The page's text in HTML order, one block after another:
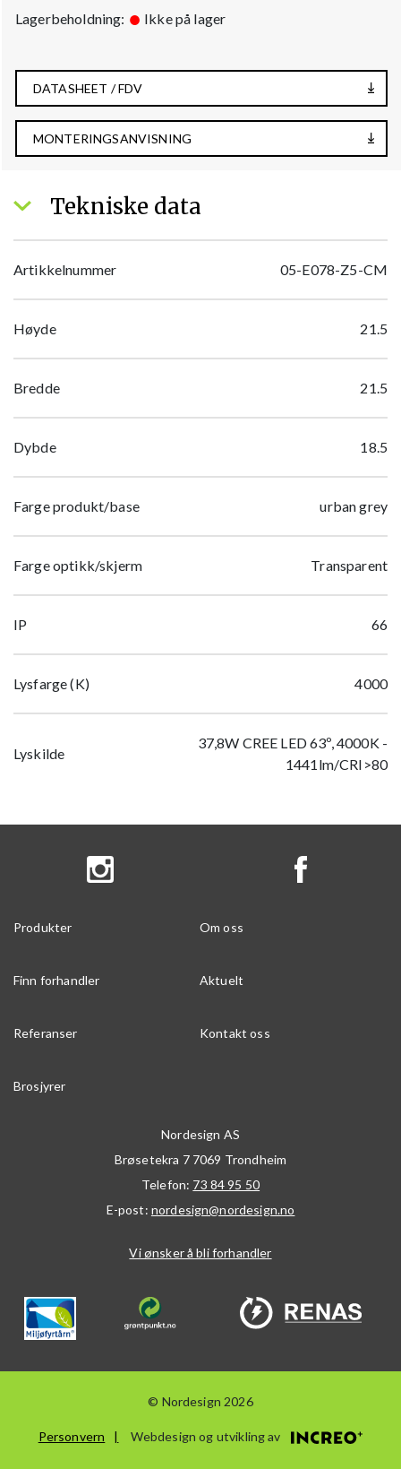
Lagerbeholdning: Ikke på lager
DATASHEET / FDV
MONTERINGSANVISNING
Tekniske data
Artikkelnummer 05-E078-Z5-CM
Høyde 21.5
Bredde 21.5
Dybde 18.5
Farge produkt/base urban grey
Farge optikk/skjerm Transparent
IP 66
Lysfarge (K) 4000
Lyskilde
37,8W CREE LED 63º, 4000K -
1441lm/CRI>80
Produkter Om oss
Finn forhandler Aktuelt
Referanser Kontakt oss
Brosjyrer
Nordesign AS
Brøsetekra 7 7069 Trondheim
Telefon: 73 84 95 50
E-post: nordesign@nordesign.no
Vi ønsker å bli forhandler
© Nordesign 2026
Personvern Webdesign og utvikling av